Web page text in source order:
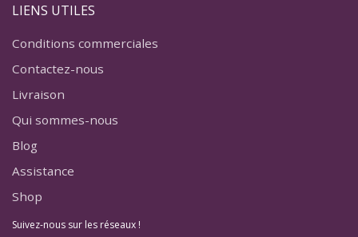
LIENS UTILES
Conditions commerciales
Contactez-nous
Livraison
Qui sommes-nous
Blog
Assistance
Shop
Suivez-nous sur les réseaux !